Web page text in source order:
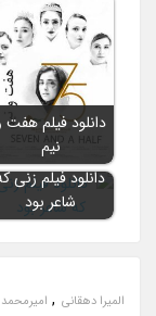
دانلود فیلم هفت
نیم
دانلود فیلم زنی
شاعر بود
المیرا دهقانی , امیرمحمد